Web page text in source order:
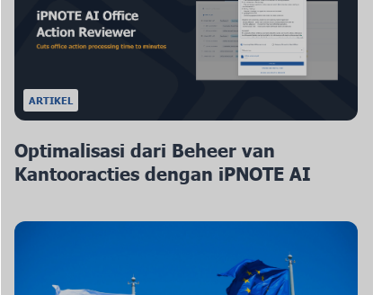
ARTIKEL
Optimalisasi dari Beheer van
Kantooracties dengan iPNOTE AI